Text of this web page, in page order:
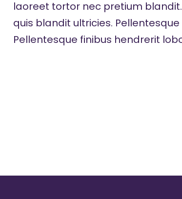
laoreet tortor nec pretium
quis blandit ultricies.
Pellentesque finibus hendrerit